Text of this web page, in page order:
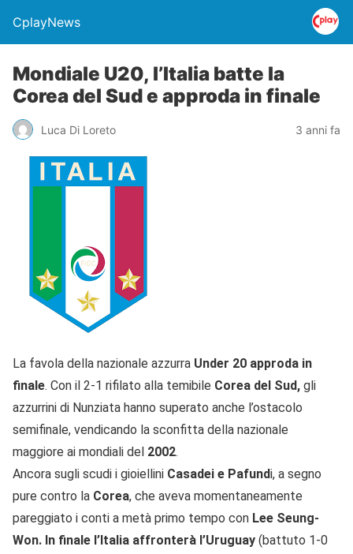
CplayNews
Mondiale U20, l’Italia batte la
Corea del Sud e approda in finale
Luca Di Loreto 3 anni fa
La favola della nazionale azzurra Under 20 approda in
finale. Con il 2-1 rifilato alla temibile Corea del Sud, gli
azzurrini di Nunziata hanno superato anche l’ostacolo
semifinale, vendicando la sconfitta della nazionale
maggiore ai mondiali del 2002.
Ancora sugli scudi i gioiellini Casadei e Pafundi, a segno
pure contro la Corea, che aveva momentaneamente
pareggiato i conti a metà primo tempo con Lee Seung-
Won. In finale l’Italia affronterà l’Uruguay (battuto 1-0